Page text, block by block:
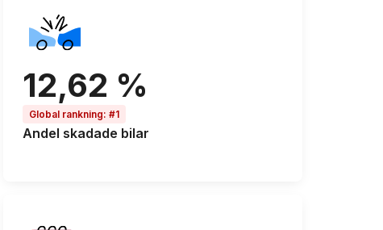
12,62 %
Global rankning:#1
Andel skadade bilar